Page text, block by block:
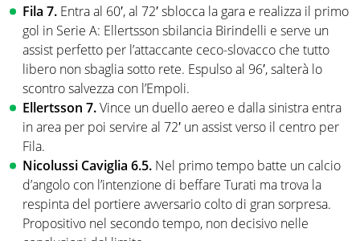
Fila 7. Entra al 60′, al 72′ sblocca la gara e realizza il primo
gol in Serie A: Ellertsson sbilancia Birindelli e serve un
assist perfetto per l’attaccante ceco-slovacco che tutto
libero non sbaglia sotto rete. Espulso al 96′, salterà lo
scontro salvezza con l’Empoli.
Ellertsson 7.Vince un duello aereo e dalla sinistra entra
in area per poi servire al 72′ un assist verso il centro per
Fila.
Nicolussi Caviglia 6.5. Nel primo tempo batte un calcio
d’angolo con l’intenzione di beffare Turati ma trova la
respinta del portiere avversario colto di gran sorpresa.
Propositivo nel secondo tempo, non decisivo nelle